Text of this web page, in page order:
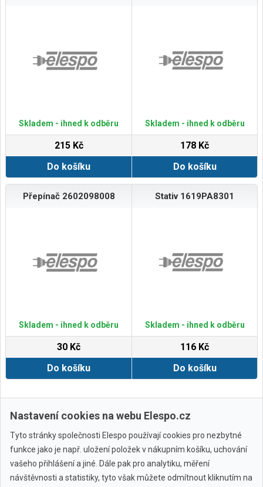
Skladem - ihned k odběru
215 Kč
Do košíku
Skladem - ihned k odběru
178 Kč
Do košíku
Přepínač 2602098008
Skladem - ihned k odběru
30 Kč
Do košíku
Stativ 1619PA8301
Skladem - ihned k odběru
116 Kč
Do košíku
Zobrazit další
Nastavení cookies na webu Elespo.cz
Tyto stránky společnosti Elespo používají cookies pro nezbytné
funkce jako je např. uložení položek v nákupním košíku, uchování
vašeho přihlášení a jiné. Dále pak pro analytiku, měření
návštěvnosti a statistiky, tyto však můžete odmítnout kliknutím na